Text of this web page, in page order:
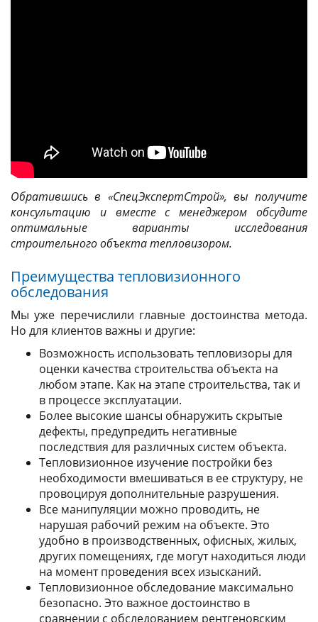
Обратившись в «СпецЭкспертСтрой», вы получите
консультацию и вместе с менеджером обсудите
оптимальные варианты исследования
строительного объекта тепловизором.
Преимущества тепловизионного
обследования
Мы уже перечислили главные достоинства метода.
Но для клиентов важны и другие:
Возможность использовать тепловизоры для
оценки качества строительства объекта на
любом этапе. Как на этапе строительства, так и
в процессе эксплуатации.
Более высокие шансы обнаружить скрытые
дефекты, предупредить негативные
последствия для различных систем объекта.
Тепловизионное изучение постройки без
необходимости вмешиваться в ее структуру, не
провоцируя дополнительные разрушения.
Все манипуляции можно проводить, не
нарушая рабочий режим на объекте. Это
удобно в производственных, офисных, жилых,
других помещениях, где могут находиться люди
на момент проведения всех изысканий.
Тепловизионное обследование максимально
безопасно. Это важное достоинство в
сравнении с обследованием рентгеновским